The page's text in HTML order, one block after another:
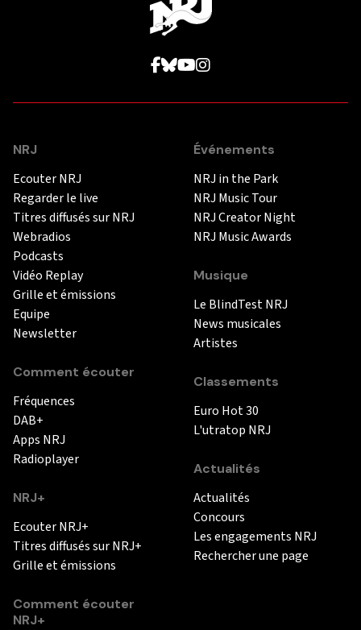
NRJ
Ecouter NRJ
Regarder le live
Titres diffusés sur NRJ
Webradios
Podcasts
Vidéo Replay
Grille et émissions
Equipe
Newsletter
Comment écouter
Fréquences
DAB+
Apps NRJ
Radioplayer
NRJ+
Ecouter NRJ+
Titres diffusés sur NRJ+
Grille et émissions
Comment écouter
NRJ+
Événements
NRJ in the Park
NRJ Music Tour
NRJ Creator Night
NRJ Music Awards
Musique
Le BlindTest NRJ
News musicales
Artistes
Classements
Euro Hot 30
L'utratop NRJ
Actualités
Actualités
Concours
Les engagements NRJ
Rechercher une page